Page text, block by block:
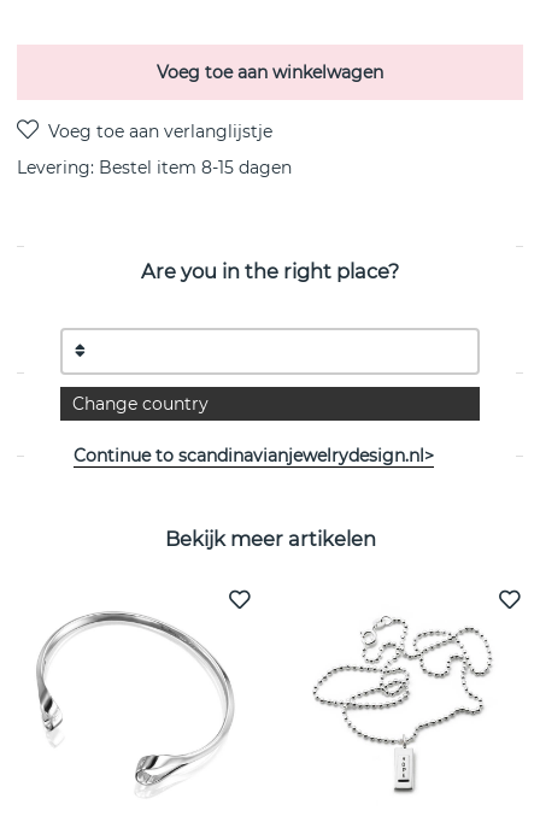
Voeg toe aan winkelwagen
Levering: Bestel item 8-15 dagen
PRODUCTOMSCHRIJVING
Kaboom & Stars is een 18k witgoud hanger/ketting van
het Zweedse Efva Attling
EIGENSCHAPPEN
Bekijk meer artikelen
Are you in the right place?
Change country
Continue to scandinavianjewelrydesign.nl>